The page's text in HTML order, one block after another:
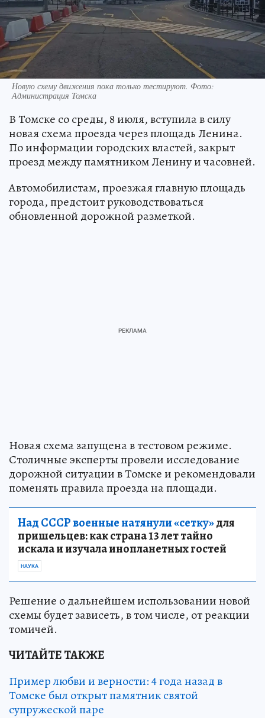
Новую схему движения пока только тестируют. Фото:
Администрация Томска
В Томске со среды, 8 июля, вступила в силу
новая схема проезда через площадь Ленина.
По информации городских властей, закрыт
проезд между памятником Ленину и часовней.
Автомобилистам, проезжая главную площадь
города, предстоит руководствоваться
обновленной дорожной разметкой.
Новая схема запущена в тестовом режиме.
Столичные эксперты провели исследование
дорожной ситуации в Томске и рекомендовали
поменять правила проезда на площади.
Над СССР военные натянули «сетку»для
пришельцев: как страна 13 лет тайно
искала и изучала инопланетных гостей
НАУКА
Решение о дальнейшем использовании новой
схемы будет зависеть, в том числе, от реакции
томичей.
ЧИТАЙТЕ ТАКЖЕ
Пример любви и верности: 4 года назад в
Томске был открыт памятник святой
супружеской паре